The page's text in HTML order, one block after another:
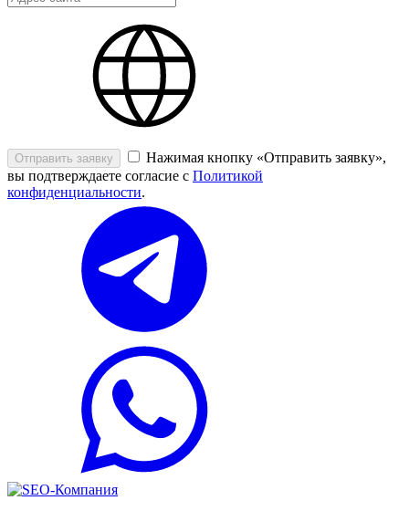
Отправить заявку
Нажимая кнопку «Отправить заявку»,
вы подтверждаете согласие с Политикой
конфиденциальности.